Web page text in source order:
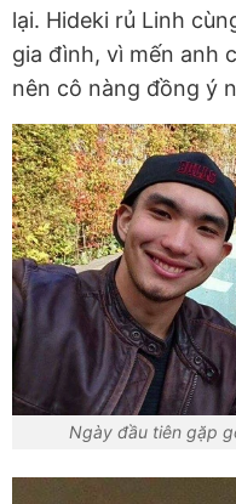
lại. Hideki rủ Linh
gia đình, vì mến anh
nên cô nàng đồng ý
Ngày đầu tiên gặp